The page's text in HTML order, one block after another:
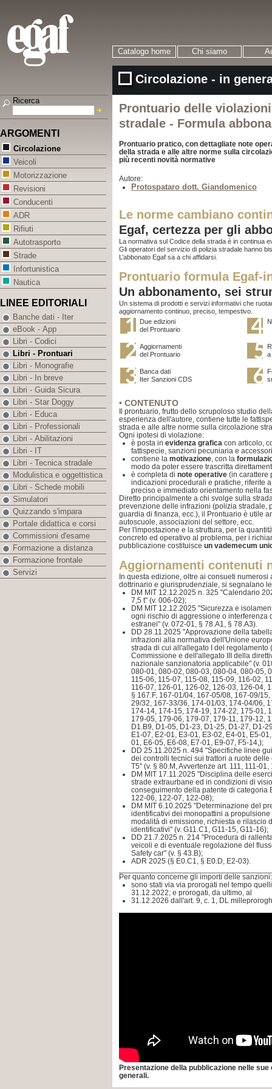
Catalogo home Chi siamo
Circolazione - in
Prontuario delle
stradale - Formula
Prontuario pratico, con dettagliate note
della strada e alle altre norme sulla
più recenti novità normative
Autore:
Protospataro dott. Giandomenico
Le norme cambiano
Egaf, certezza per gli
La normativa sul Codice della strada è in continua
Gli operatori del servizio di polizia stradale hanno
L’abbonato Egaf sa a chi affidarsi.
Prontuario formula Egaf-
Un abbonamento, sei
Un sistema di prodotti e servizi informativi che
aggiornamento continuo, preciso, tempestivo.
Due edizioni
del Prontuario
Aggiornamenti
del Prontuario
a
Banca dati
Iter Sanzioni CDS
• CONTENUTO
Il prontuario, frutto dello scrupoloso studio
esperienza dell'autore, contiene tutte le
strada e alle altre norme sulla circolazione
Ogni ipotesi di violazione:
è posta in evidenza grafica con articolo,
fattispecie, sanzioni pecuniaria e
contiene la motivazione, con la
modo da poter essere trascritta
è completa di note operative (in carattere
indicazioni procedurali e pratiche, riferite
preciso e immediato orientamento nella
Diretto principalmente a chi svolge sulla
prevenzione delle infrazioni (polizia stradale,
guardia di finanza, ecc.), il Prontuario è utile
autoscuole, associazioni del settore, ecc.
Per l'impostazione e la struttura, per la
concreto ed operativo al problema, per i
pubblicazione costituisce un vademecum
Aggiornamenti contenuti
In questa edizione, oltre ai consueti
dottrinario e giurisprudenziale, si segnalano
DM MIT 12.12.2025 n. 325 "Calendario
7,5 t" (v. 006-02);
DM MIT 12.12.2025 "Sicurezza e
ogni rischio di aggressione o interferenza
estranei" (v. 072-01, § 78.A1, § 78.A3).
DD 28.11.2025 "Approvazione della
infrazioni alla normativa dell'Unione
strada di cui all'allegato I del regolamento
Commissione e dell'allegato III della
nazionale sanzionatoria applicabile" (v.
080-01, 080-02, 080-03, 080-04, 080-05,
115-06, 115-07, 115-08, 115-09, 116-02,
116-07, 126-01, 126-02, 126-03, 126-04,
§ 167.F, 167-01/04, 167-05/08, 167-09/
29/32, 167-33/36, 174-01/03, 174-04/06,
174-14, 174-15, 174-19, 174-22, 175-01,
179-05, 179-06, 179-07, 179-11, 179-12,
D1.B9, D1-05, D1-23, D1-25, D1-27, D1-
E1-07, E2-01, E3-01, E3-02, E4-01, E5-
01, E6-05, E6-08, E7-01, E9-07, F5-14,);
DD 25.11.2025 n. 494 "Specifiche linee
dei controlli tecnici sui trattori a ruote
T5" (v. § 80.M, Avvertenze art. 111, 111-01,
DM MIT 17.11.2025 "Disciplina delle
strade extraurbane ed in condizioni di
conseguimento della patente di categoria
122-06, 122-07, 122-08);
DM MIT 6.10.2025 "Determinazione del
identificativi dei monopattini a
modalità di emissione, richiesta e rilascio
identificativi" (v. G11.C1, G11-15, G11-16);
DD 21.7.2025 n. 214 "Procedura di
veicoli e di eventuale regolazione del
Safety car" (v. § 43.B);
ADR 2025 (§ E0.C1, § E0.D, E2-03).
Per quanto concerne gli importi delle sanzioni:
sono stati via via prorogati nel tempo
31.12.2022; e prorogati, da ultimo, al
31.12.2026 dall'art. 9, c. 1, DL
Presentazione della pubblicazione nelle
generali.
Ricerca
ARGOMENTI
Circolazione
Veicoli
Motorizzazione
Revisioni
Conducenti
ADR
Rifiuti
Autotrasporto
Strade
Infortunistica
Nautica
LINEE EDITORIALI
Banche dati - Iter
eBook - App
Libri - Codici
Libri - Prontuari
Libri - Monografie
Libri - In breve
Libri - Guida Sicura
Libri - Star Doggy
Libri - Educa
Libri - Professionali
Libri - Abilitazioni
Libri - IT
Libri - Tecnica stradale
Modulistica e oggettistica
Libri - Schede mobili
Simulatori
Quizzando s'impara
Portale didattica e corsi
Commissioni d'esame
Formazione a distanza
Formazione frontale
Servizi